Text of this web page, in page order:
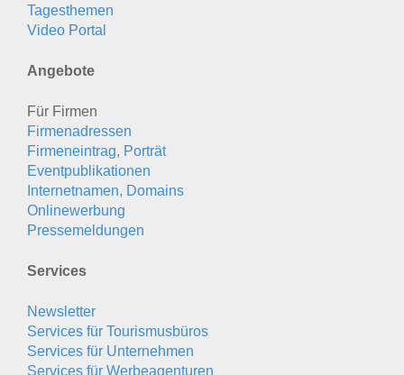
Tagesthemen
Video Portal
Angebote
Für Firmen
Firmenadressen
Firmeneintrag, Porträt
Eventpublikationen
Internetnamen, Domains
Onlinewerbung
Pressemeldungen
Services
Newsletter
Services für Tourismusbüros
Services für Unternehmen
Services für Werbeagenturen